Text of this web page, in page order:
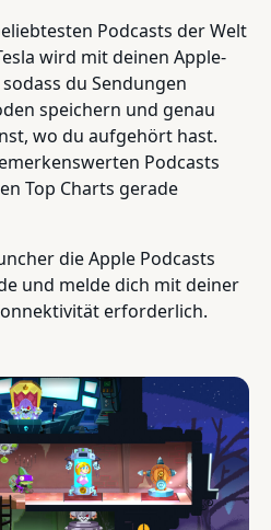
Podcasts der Welt
wird mit deinen Apple-
du Sendungen
speichern und genau
wo du aufgehört hast.
Podcasts
Top Charts gerade
die Apple Podcasts
und melde dich mit deiner
erforderlich.